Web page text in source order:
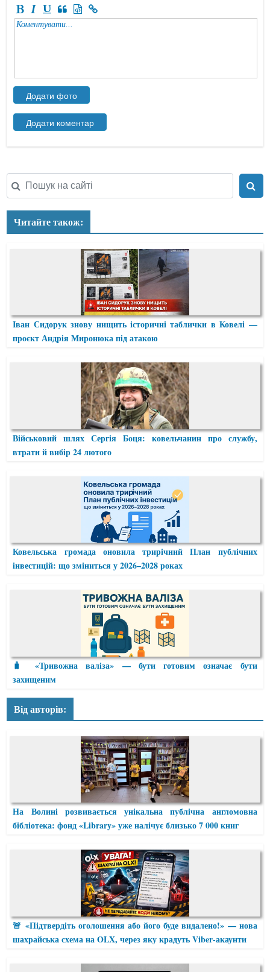
Читайте також:
Іван Сидорук знову нищить історичні таблички в Ковелі —
проєкт Андрія Миронюка під атакою
Військовий шлях Сергія Боця: ковельчанин про службу,
втрати й вибір 24 лютого
Ковельська громада оновила трирічний План публічних
інвестицій: що зміниться у 2026–2028 роках
🧳 «Тривожна валіза» — бути готовим означає бути
захищеним
Від авторів:
На Волині розвивається унікальна публічна англомовна
бібліотека: фонд «Library» уже налічує близько 7 000 книг
🚨 «Підтвердіть оголошення або його буде видалено!» — нова
шахрайська схема на OLX, через яку крадуть Viber-акаунти